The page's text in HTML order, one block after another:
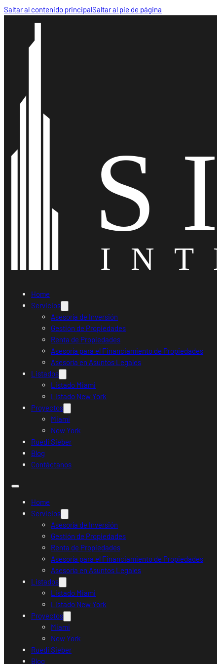
Saltar al contenido principalSaltar al pie de página
Home
Servicios
Asesoría de Inversión
Gestión de Propiedades
Renta de Propiedades
Asesoría para el Financiamiento de Propiedades
Asesoría en Asuntos Legales
Listados
Listado Miami
Listado New York
Proyectos
Miami
New York
Ruedi Sieber
Blog
Contáctanos
Home
Servicios
Asesoría de Inversión
Gestión de Propiedades
Renta de Propiedades
Asesoría para el Financiamiento de Propiedades
Asesoría en Asuntos Legales
Listados
Listado Miami
Listado New York
Proyectos
Miami
New York
Ruedi Sieber
Blog